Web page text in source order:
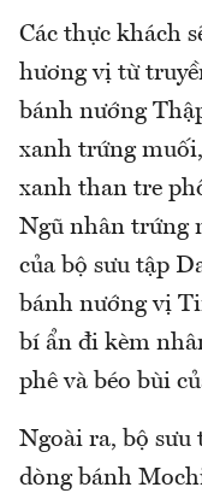
Các thực khách
hương vị từ
bánh nướng
xanh trứng
xanh than tre
Ngũ nhân trứng
của bộ sưu tập
bánh nướng vị
bí ẩn đi kèm
phê và béo bùi
Ngoài ra, bộ sưu
dòng bánh